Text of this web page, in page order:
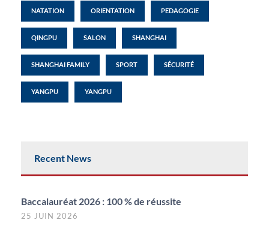
NATATION ORIENTATION PEDAGOGIE
QINGPU SALON SHANGHAI
SHANGHAI FAMILY SPORT SÉCURITÉ
YANGPU YANGPU
Recent News
Baccalauréat 2026 : 100 % de réussite
25 JUIN 2026